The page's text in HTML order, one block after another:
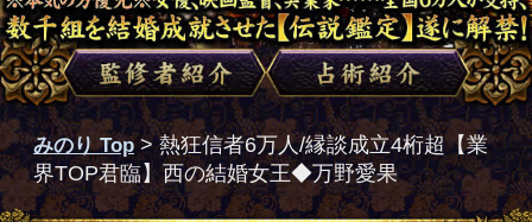
界TOP君臨】西の結婚女王◆万野愛果